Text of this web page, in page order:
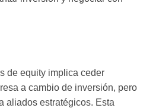
de equity implica ceder
a cambio de inversión, pero
aliados estratégicos. Esta